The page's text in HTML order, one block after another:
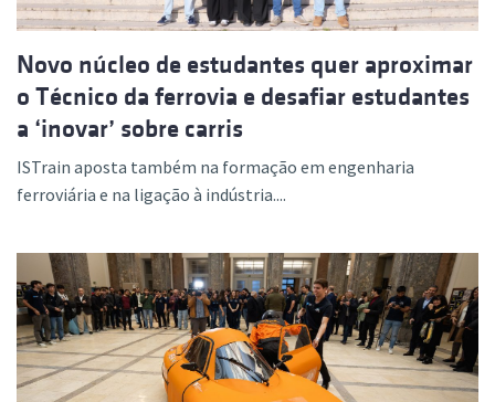
Novo núcleo de estudantes quer aproximar
o Técnico da ferrovia e desafiar estudantes
a ‘inovar’ sobre carris
ISTrain aposta também na formação em engenharia
ferroviária e na ligação à indústria....